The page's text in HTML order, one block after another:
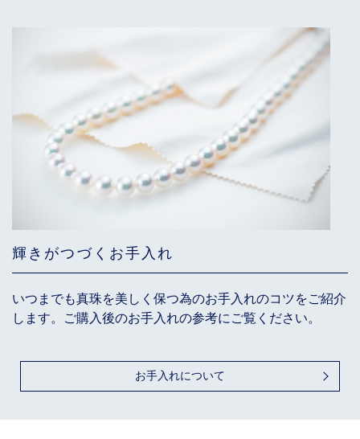
輝きがつづくお手入れ
いつまでも真珠を美しく保つ為のお手入れのコツをご紹介
します。ご購入後のお手入れの参考にご覧ください。
お手入れについて